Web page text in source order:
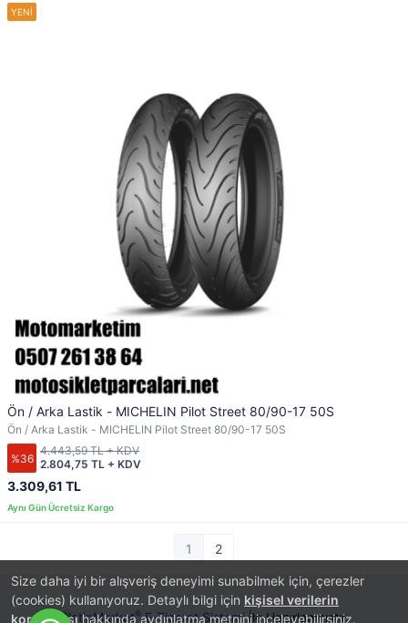
Size daha iyi bir alışveriş deneyimi sunabilmek için, çerezler
(cookies) kullanıyoruz. Detaylı bilgi için kişisel verilerin
korunmasıhakkında aydınlatma metnini inceleyebilirsiniz.
Ön / Arka Lastik - MICHELIN Pilot Street 80/90-17 50S
Ön / Arka Lastik - MICHELIN Pilot Street 80/90-17 50S
%36
3.309,61 TL
2.804,75 TL + KDV
4.443,59 TL + KDV
1 2
PlatinMarket®E-Ticaret Sistemiİle Hazırlanmıştır.